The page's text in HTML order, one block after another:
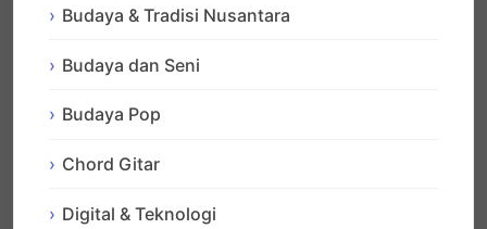
Budaya & Tradisi Nusantara
Budaya dan Seni
Budaya Pop
Chord Gitar
Digital & Teknologi